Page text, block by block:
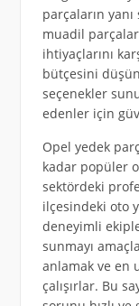
parçaların
muadil
ihtiyaçlarını
bütçesini
seçenekler
edenler için
Opel yedek
kadar popüler
sektördeki
ilçesindeki oto
deneyimli
sunmayı
anlamak ve en
çalışırlar. Bu